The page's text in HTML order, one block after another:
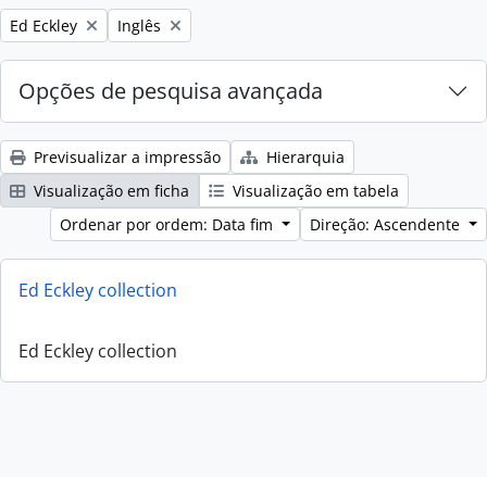
Remove filter:
Ed Eckley Remove filter:
Inglês
Opções de pesquisa avançada
Previsualizar a impressão
Hierarquia
Visualização em ficha
Visualização em tabela
Ordenar por ordem: Data fim
Direção: Ascendente
Ed Eckley collection
Ed Eckley collection